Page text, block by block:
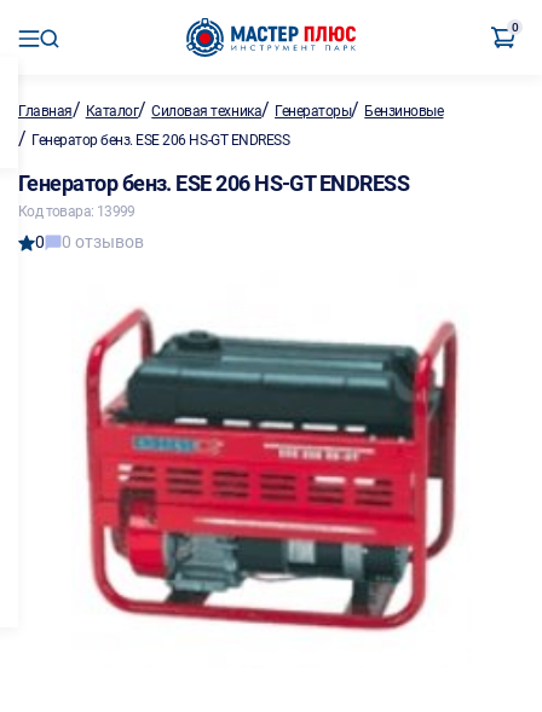
0
Главная/ Каталог/Силовая техника/ Генераторы/ Бензиновые
/ Генератор бенз. ESE 206 HS-GT ENDRESS
Генератор бенз. ESE 206 HS-GT ENDRESS
Код товара: 13999
0 0 отзывов